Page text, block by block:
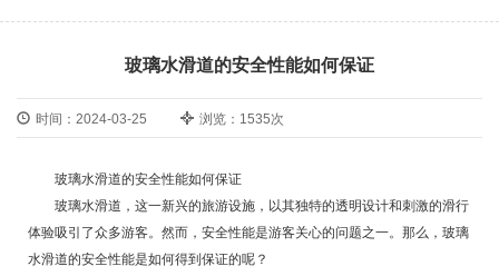
玻璃水滑道的安全性能如何保证
时间：2024-03-25 浏览：1535次
玻璃水滑道的安全性能如何保证
玻璃水滑道，这一新兴的旅游设施，以其独特的透明设计和刺激的滑行
体验吸引了众多游客。然而，安全性能是游客关心的问题之一。那么，玻璃
水滑道的安全性能是如何得到保证的呢？